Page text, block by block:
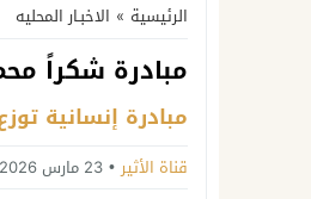
الرئيسية » الاخبـار المحليه
مبادرة شكراً
مبادرة إنسانية
قناة الأثير 23 مارس 2026